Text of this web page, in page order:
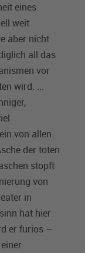
eines
weit
aber nicht
all das
vor
wird. ...
von allen
der toten
stopft
von
in
hat hier
er furios –